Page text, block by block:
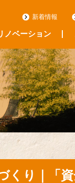
ノベーション
新着情報
くり｜「